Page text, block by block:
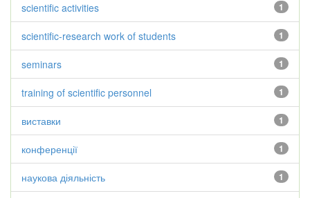
1
scientific activities
1
scientific-research work of students
1
seminars
1
training of scientific personnel
1
виставки
1
конференції
1
наукова діяльність